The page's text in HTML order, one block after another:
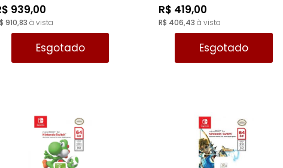
939,00
910,83 à vista
Esgotado
R$ 419,00
R$ 406,43 à vista
Esgotado